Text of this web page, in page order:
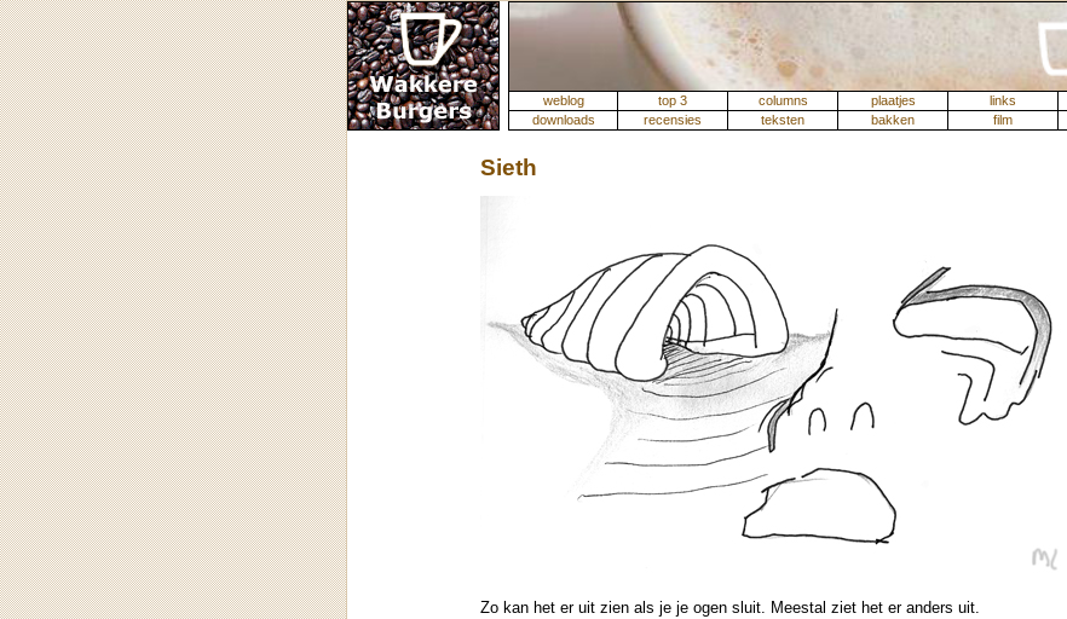
weblog top 3 columns plaatjes links
downloads
recensies teksten bakken film
Sieth
Zo kan het er uit zien als je je ogen sluit. Meestal ziet het er anders uit.